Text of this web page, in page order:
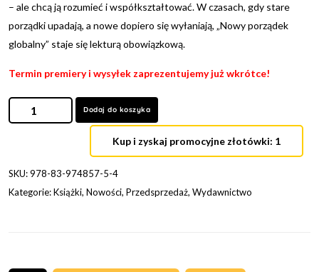
– ale chcą ją rozumieć i współkształtować. W czasach, gdy stare
porządki upadają, a nowe dopiero się wyłaniają, „Nowy porządek
globalny” staje się lekturą obowiązkową.
Termin premiery i wysyłek zaprezentujemy już wkrótce!
Dodaj do koszyka
Kup i zyskaj promocyjne złotówki: 1
SKU:978-83-974857-5-4
Kategorie:Książki, Nowości, Przedsprzedaż, Wydawnictwo